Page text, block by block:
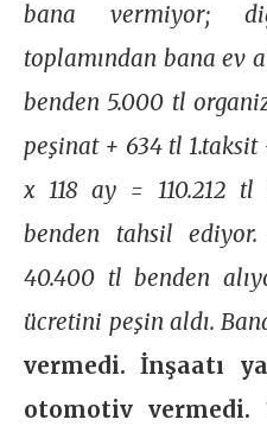
bana vermiyor;
toplamından bana ev
benden 5.000 tl
peşinat + 634 tl
x 118 ay = 110.212 tl
benden tahsil
40.400 tl benden
ücretini peşin aldı.
vermedi. İnşaatı
otomotiv